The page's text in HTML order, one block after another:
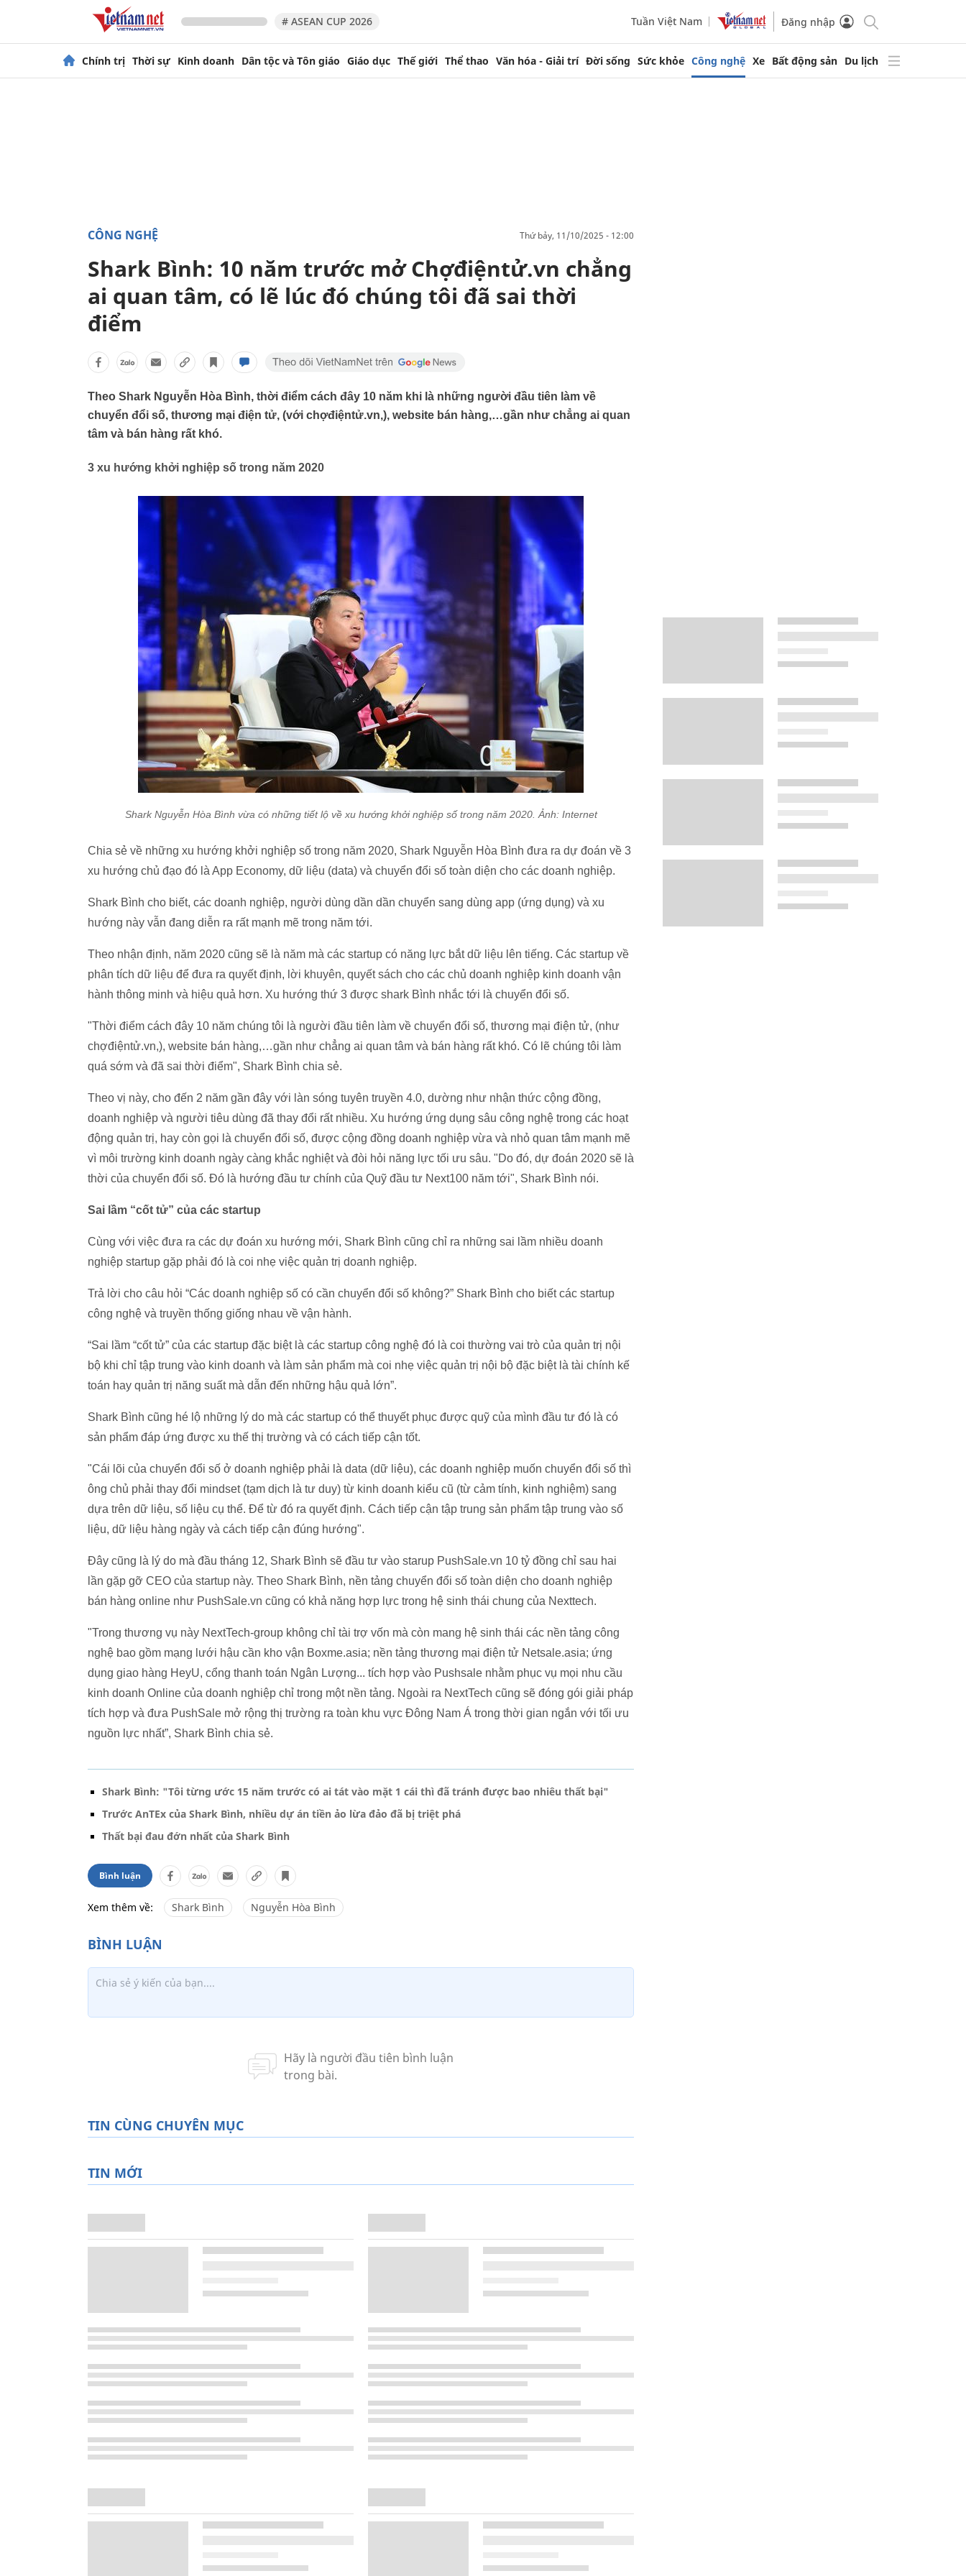
# ASEAN CUP 2026 Tuần Việt Nam Đăng nhập
Chính trị Thời sự Kinh doanh Dân tộc và Tôn giáo Giáo dục Thế giới Thể thao Văn hóa - Giải trí Đời sống Sức khỏe Công nghệ Xe Bất động sản Du lịch
CÔNG NGHỆ thứ bảy, 11/10/2025 - 12:00
Shark Bình: 10 năm trước mở Chợđiệntử.vn chẳng
ai quan tâm, có lẽ lúc đó chúng tôi đã sai thời
điểm
Theo Shark Nguyễn Hòa Bình, thời điểm cách đây 10 năm khi là những người đầu tiên làm về
chuyển đổi số, thương mại điện tử, (với chợđiệntử.vn,), website bán hàng,…gần như chẳng ai quan
tâm và bán hàng rất khó.
3 xu hướng khởi nghiệp số trong năm 2020
Shark Nguyễn Hòa Bình vừa có những tiết lộ về xu hướng khởi nghiệp số trong năm 2020. Ảnh: Internet
Chia sẻ về những xu hướng khởi nghiệp số trong năm 2020, Shark Nguyễn Hòa Bình đưa ra dự đoán về 3
xu hướng chủ đạo đó là App Economy, dữ liệu (data) và chuyển đổi số toàn diện cho các doanh nghiệp.
Shark Bình cho biết, các doanh nghiệp, người dùng dần dần chuyển sang dùng app (ứng dụng) và xu
hướng này vẫn đang diễn ra rất mạnh mẽ trong năm tới.
Theo nhận định, năm 2020 cũng sẽ là năm mà các startup có năng lực bắt dữ liệu lên tiếng. Các startup về
phân tích dữ liệu để đưa ra quyết định, lời khuyên, quyết sách cho các chủ doanh nghiệp kinh doanh vận
hành thông minh và hiệu quả hơn. Xu hướng thứ 3 được shark Bình nhắc tới là chuyển đổi số.
"Thời điểm cách đây 10 năm chúng tôi là người đầu tiên làm về chuyển đổi số, thương mại điện tử, (như
chợđiệntử.vn,), website bán hàng,…gần như chẳng ai quan tâm và bán hàng rất khó. Có lẽ chúng tôi làm
quá sớm và đã sai thời điểm", Shark Bình chia sẻ.
Theo vị này, cho đến 2 năm gần đây với làn sóng tuyên truyền 4.0, dường như nhận thức cộng đồng,
doanh nghiệp và người tiêu dùng đã thay đổi rất nhiều. Xu hướng ứng dụng sâu công nghệ trong các hoạt
động quản trị, hay còn gọi là chuyển đổi số, được cộng đồng doanh nghiệp vừa và nhỏ quan tâm mạnh mẽ
vì môi trường kinh doanh ngày càng khắc nghiệt và đòi hỏi năng lực tối ưu sâu. "Do đó, dự đoán 2020 sẽ là
thời của chuyển đổi số. Đó là hướng đầu tư chính của Quỹ đầu tư Next100 năm tới", Shark Bình nói.
Sai lầm “cốt tử” của các startup
Cùng với việc đưa ra các dự đoán xu hướng mới, Shark Bình cũng chỉ ra những sai lầm nhiều doanh
nghiệp startup gặp phải đó là coi nhẹ việc quản trị doanh nghiệp.
Trả lời cho câu hỏi “Các doanh nghiệp số có cần chuyển đổi số không?” Shark Bình cho biết các startup
công nghệ và truyền thống giống nhau về vận hành.
“Sai lầm “cốt tử” của các startup đặc biệt là các startup công nghệ đó là coi thường vai trò của quản trị nội
bộ khi chỉ tập trung vào kinh doanh và làm sản phẩm mà coi nhẹ việc quản trị nội bộ đặc biệt là tài chính kế
toán hay quản trị năng suất mà dẫn đến những hậu quả lớn”.
Shark Bình cũng hé lộ những lý do mà các startup có thể thuyết phục được quỹ của mình đầu tư đó là có
sản phẩm đáp ứng được xu thế thị trường và có cách tiếp cận tốt.
"Cái lõi của chuyển đổi số ở doanh nghiệp phải là data (dữ liệu), các doanh nghiệp muốn chuyển đổi số thì
ông chủ phải thay đổi mindset (tạm dịch là tư duy) từ kinh doanh kiểu cũ (từ cảm tính, kinh nghiệm) sang
dựa trên dữ liệu, số liệu cụ thể. Để từ đó ra quyết định. Cách tiếp cận tập trung sản phẩm tập trung vào số
liệu, dữ liệu hàng ngày và cách tiếp cận đúng hướng".
Đây cũng là lý do mà đầu tháng 12, Shark Bình sẽ đầu tư vào starup PushSale.vn 10 tỷ đồng chỉ sau hai
lần gặp gỡ CEO của startup này. Theo Shark Bình, nền tảng chuyển đổi số toàn diện cho doanh nghiệp
bán hàng online như PushSale.vn cũng có khả năng hợp lực trong hệ sinh thái chung của Nexttech.
"Trong thương vụ này NextTech-group không chỉ tài trợ vốn mà còn mang hệ sinh thái các nền tảng công
nghệ bao gồm mạng lưới hậu cần kho vận Boxme.asia; nền tảng thương mại điện tử Netsale.asia; ứng
dụng giao hàng HeyU, cổng thanh toán Ngân Lượng... tích hợp vào Pushsale nhằm phục vụ mọi nhu cầu
kinh doanh Online của doanh nghiệp chỉ trong một nền tảng. Ngoài ra NextTech cũng sẽ đóng gói giải pháp
tích hợp và đưa PushSale mở rộng thị trường ra toàn khu vực Đông Nam Á trong thời gian ngắn với tối ưu
nguồn lực nhất”, Shark Bình chia sẻ.
Shark Bình: "Tôi từng ước 15 năm trước có ai tát vào mặt 1 cái thì đã tránh được bao nhiêu thất bại"
Trước AnTEx của Shark Bình, nhiều dự án tiền ảo lừa đảo đã bị triệt phá
Thất bại đau đớn nhất của Shark Bình
Bình luận
Xem thêm về: Shark Bình Nguyễn Hòa Bình
TIN CÙNG CHUYÊN MỤC
TIN MỚI